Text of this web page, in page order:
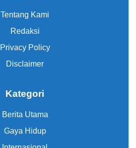
Tentang Kami
Redaksi
Privacy Policy
Disclaimer
Kategori
Berita Utama
Gaya Hidup